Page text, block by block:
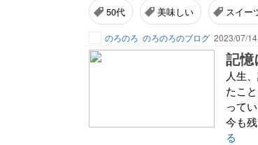
50代 美味しい スイー
のろのろ のろのろのブログ 2023/07/
記憶
人生
たこ
って
今も
る